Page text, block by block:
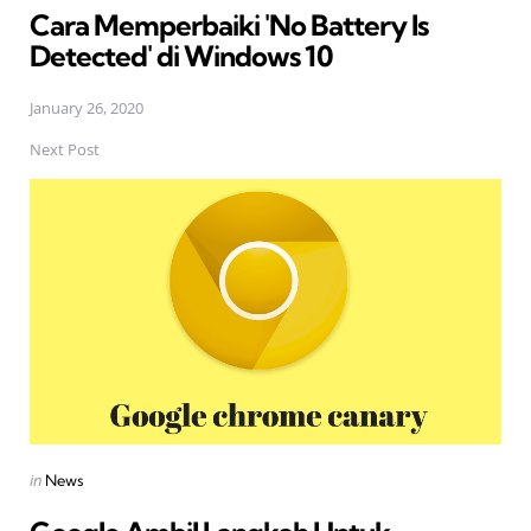
Cara Memperbaiki 'No Battery Is
Detected' di Windows 10
January 26, 2020
Next Post
Posted
in News